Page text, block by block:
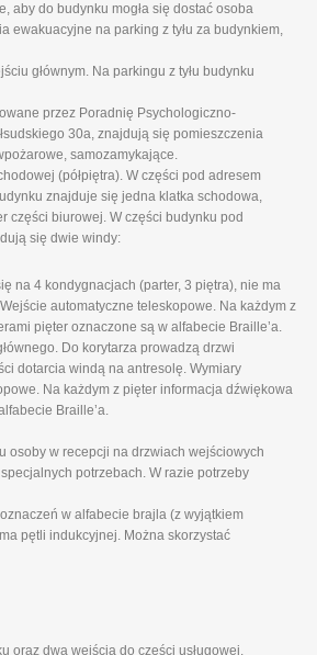
aby do budynku mogła się dostać osoba
ewakuacyjne na parking z tyłu za budynkiem,
głównym. Na parkingu z tyłu budynku
przez Poradnię Psychologiczno-
30a, znajdują się pomieszczenia
samozamykające.
(półpiętra). W części pod adresem
znajduje się jedna klatka schodowa,
części biurowej. W części budynku pod
się dwie windy:
na 4 kondygnacjach (parter, 3 piętra), nie ma
automatyczne teleskopowe. Na każdym z
pięter oznaczone są w alfabecie Braille’a.
Do korytarza prowadzą drzwi
dotarcia windą na antresolę. Wymiary
Na każdym z pięter informacja dźwiękowa
Braille’a.
osoby w recepcji na drzwiach wejściowych
potrzebach. W razie potrzeby
w alfabecie brajla (z wyjątkiem
pętli indukcyjnej. Można skorzystać
oraz dwa wejścia do części usługowej.